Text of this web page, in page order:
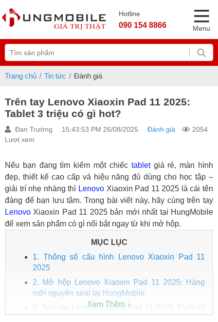
Hotline
090 154 8866 Menu
Trang chủ Tin tức Đánh giá
Trên tay Lenovo Xiaoxin Pad 11 2025:
Tablet 3 triệu có gì hot?
Đan Trường 15:43:53 PM 26/08/2025 Đánh giá
2054
Lượt xem
Nếu bạn đang tìm kiếm một chiếc tabletgiá rẻ, màn hình
đẹp, thiết kế cao cấp và hiệu năng đủ dùng cho học tập –
giải trí nhẹ nhàng thì LenovoXiaoxin Pad 11 2025 là cái tên
đáng để bạn lưu tâm. Trong bài viết này, hãy cùng trên tay
Lenovo Xiaoxin Pad 11 2025 bản mới nhất tại HungMobile
để xem sản phẩm có gì nổi bật ngay từ khi mở hộp.
MỤC LỤC
1. Thông số cấu hình Lenovo Xiaoxin Pad 11
2025
2. Mở hộp Lenovo Xiaoxin Pad 11 2025: Hàng
mới nguyên seal tại HungMobile
3. Trên tay Lenovo Xiaoxin Pad 11 2025: Thiết kế